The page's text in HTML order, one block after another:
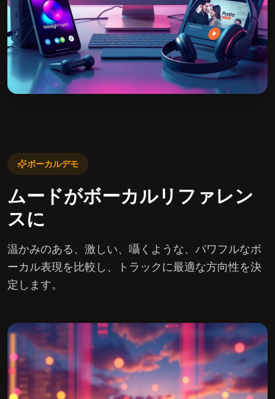
ボーカルデモ
ムードがボーカルリファレン
スに
温かみのある、激しい、囁くような、パワフルなボ
ーカル表現を比較し、トラックに最適な方向性を決
定します。